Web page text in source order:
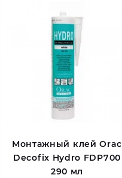
Монтажный клей Orac
Decofix Hydro FDP700
290 мл